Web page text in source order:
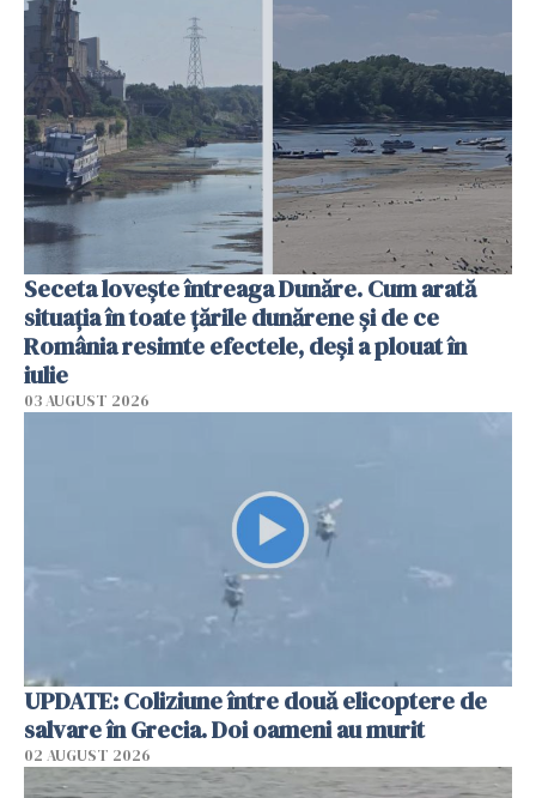
Seceta lovește întreaga Dunăre. Cum arată
situația în toate țările dunărene și de ce
România resimte efectele, deși a plouat în
iulie
03 AUGUST 2026
UPDATE: Coliziune între două elicoptere de
salvare în Grecia. Doi oameni au murit
02 AUGUST 2026